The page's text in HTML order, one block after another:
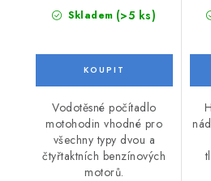
Skladem (>5 ks)
Vodotěsné počítadlo
motohodin vhodné pro
všechny typy dvou a
čtyřtaktních benzínových
motorů.